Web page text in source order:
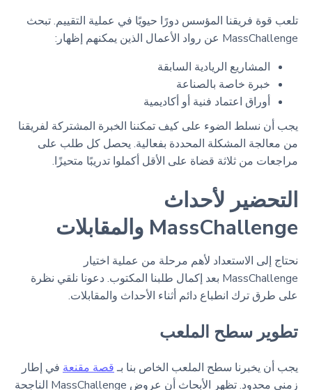
تلعب قوة فريقنا المؤسس دورًا حيويًا في عملية التقييم. تبحث
MassChallenge عن رواد الأعمال الذين يمكنهم إظهار:
المشاريع الريادية السابقة
خبرة خاصة بالصناعة
أوراق اعتماد فنية أو أكاديمية
يجب أن نسلط الضوء على كيف تمكننا الخبرة المشتركة لفريقنا
من معالجة المشكلة المحددة بفعالية. يحصل كل طلب على
مراجعات من ثلاثة قضاة على الأقل أكملوا تدريبًا متحيزًا.
التحضير لأحداث
MassChallenge والمقابلات
نحتاج إلى الاستعداد لأهم مرحلة من عملية اختيار
MassChallenge بعد إكمال طلبنا المكتوب. دعونا نلقي نظرة
على طرق ترك انطباع دائم أثناء الأحداث والمقابلات.
تطوير سطح الملعب
يجب أن يخبرنا سطح الملعب الخاص بنا بـقصة مقنعة في إطار
زمني محدود. تظهر الأبحاث أن عروض MassChallenge الناجحة